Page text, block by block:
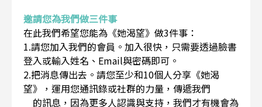
邀請您為我們做三件事
在此我們希望您能為《她渴望》做3件事：
1.請您加入我們的會員。加入很快，只需要透過臉書
登入或輸入姓名、Email與密碼即可。
2.把消息傳出去。請您至少和10個人分享《她渴
望》，運用您通訊錄或社群的力量，傳遞我們
的訊息，因為更多人認識與支持，我們才有機會為